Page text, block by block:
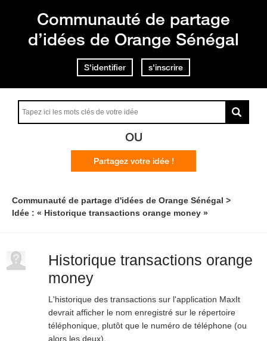
Communauté de partage
d’idées de Orange Sénégal
S'identifier s'inscrire
OU
Partagez votre idée !
Communauté de partage d'idées de Orange Sénégal
Idée : « Historique transactions orange money »
Historique transactions orange
money
L'historique des transactions sur l'application MaxIt
devrait afficher le nom enregistré sur le répertoire
téléphonique, plutôt que le numéro de téléphone (ou
alors les deux).